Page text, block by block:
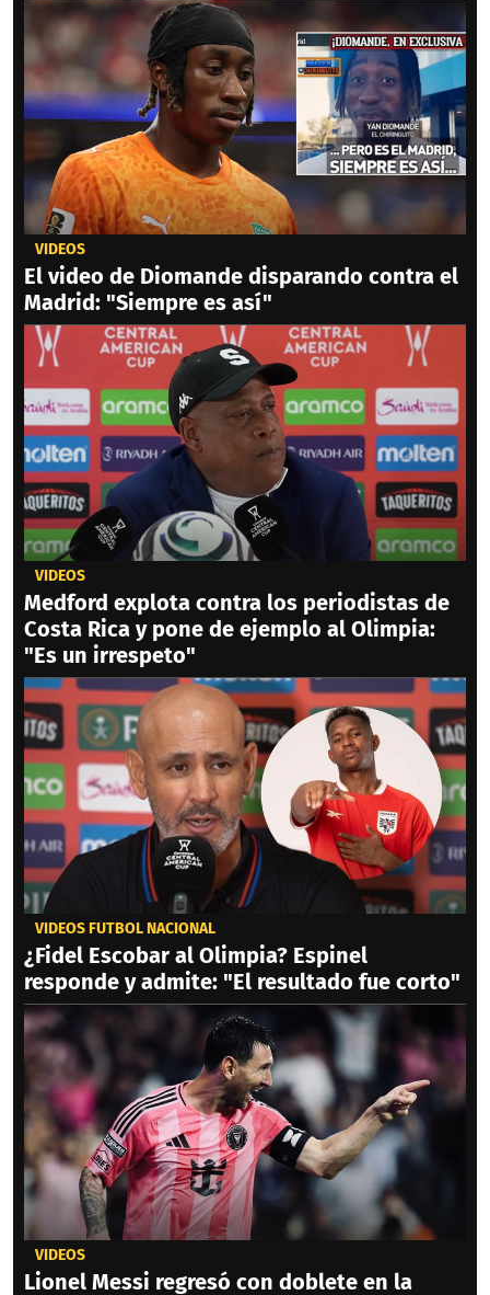
VIDEOS
El video de Diomande disparando contra el
Madrid: "Siempre es así"
VIDEOS
Medford explota contra los periodistas de
Costa Rica y pone de ejemplo al Olimpia:
"Es un irrespeto"
VIDEOS FÚTBOL NACIONAL
¿Fidel Escobar al Olimpia? Espinel
responde y admite: "El resultado fue corto"
VIDEOS
Lionel Messi regresó con doblete en la